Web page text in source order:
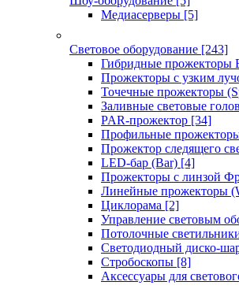
Медиасерверы [5]
Световое оборудование [243]
Гибридные прожекторы
Прожекторы с узким
Точечные прожекторы
Заливные световые
PAR-прожектор [34]
Профильные
Прожектор следящего
LED-бар (Bar) [4]
Прожекторы с линзой
Линейные прожекторы
Циклорама [2]
Управление световым
Потолочные
Светодиодный диско-
Стробоскопы [8]
Аксессуары для